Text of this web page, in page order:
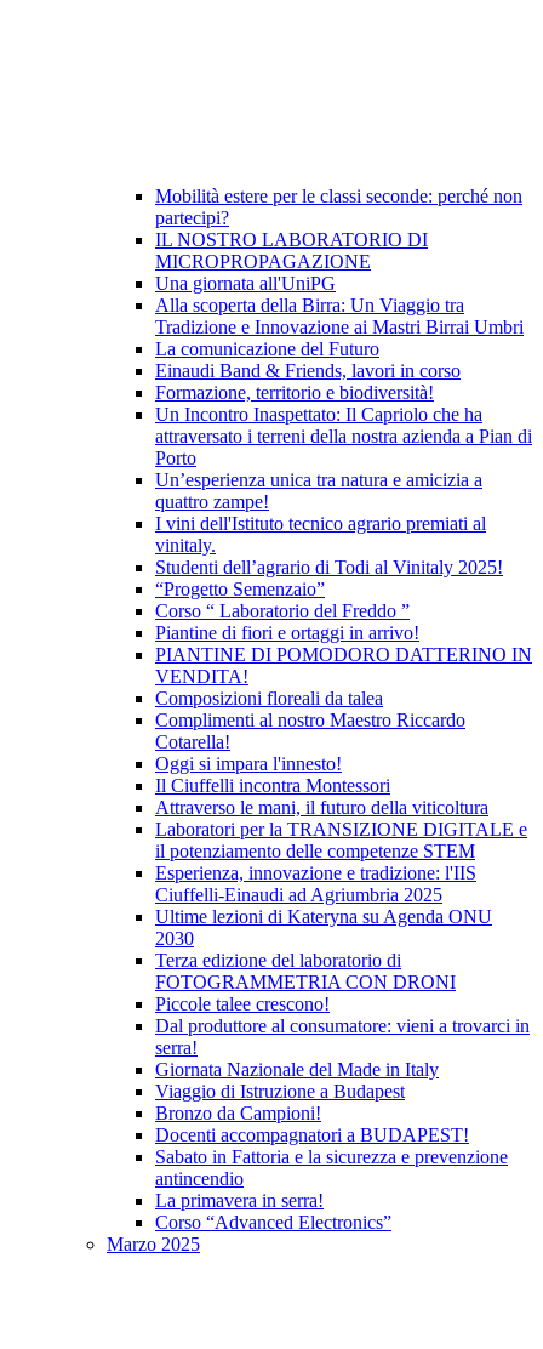
Mobilità estere per le classi seconde: perché non
partecipi?
IL NOSTRO LABORATORIO DI
MICROPROPAGAZIONE
Una giornata all'UniPG
Alla scoperta della Birra: Un Viaggio tra
Tradizione e Innovazione ai Mastri Birrai Umbri
La comunicazione del Futuro
Einaudi Band & Friends, lavori in corso
Formazione, territorio e biodiversità!
Un Incontro Inaspettato: Il Capriolo che ha
attraversato i terreni della nostra azienda a Pian di
Porto
Un’esperienza unica tra natura e amicizia a
quattro zampe!
I vini dell'Istituto tecnico agrario premiati al
vinitaly.
Studenti dell’agrario di Todi al Vinitaly 2025!
“Progetto Semenzaio”
Corso “ Laboratorio del Freddo ”
Piantine di fiori e ortaggi in arrivo!
PIANTINE DI POMODORO DATTERINO IN
VENDITA!
Composizioni floreali da talea
Complimenti al nostro Maestro Riccardo
Cotarella!
Oggi si impara l'innesto!
Il Ciuffelli incontra Montessori
Attraverso le mani, il futuro della viticoltura
Laboratori per la TRANSIZIONE DIGITALE e
il potenziamento delle competenze STEM
Esperienza, innovazione e tradizione: l'IIS
Ciuffelli-Einaudi ad Agriumbria 2025
Ultime lezioni di Kateryna su Agenda ONU
2030
Terza edizione del laboratorio di
FOTOGRAMMETRIA CON DRONI
Piccole talee crescono!
Dal produttore al consumatore: vieni a trovarci in
serra!
Giornata Nazionale del Made in Italy
Viaggio di Istruzione a Budapest
Bronzo da Campioni!
Docenti accompagnatori a BUDAPEST!
Sabato in Fattoria e la sicurezza e prevenzione
antincendio
La primavera in serra!
Corso “Advanced Electronics”
Marzo 2025